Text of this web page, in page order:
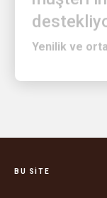
Yenilik ve
BU SITE